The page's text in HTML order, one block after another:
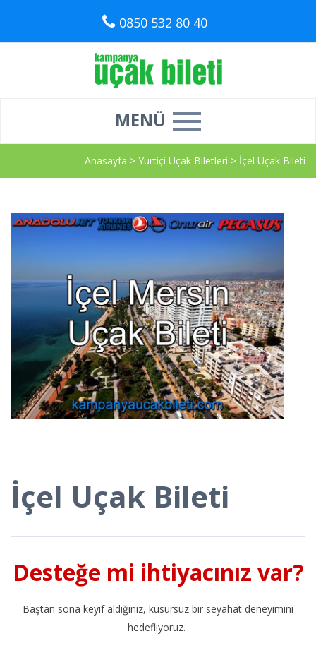
0850 532 80 40
MENÜ
Anasayfa > Yurtiçi Uçak Biletleri > İçel Uçak Bileti
İçel Uçak Bileti
Desteğe mi ihtiyacınız var?
Baştan sona keyif aldığınız, kusursuz bir seyahat deneyimini
hedefliyoruz.